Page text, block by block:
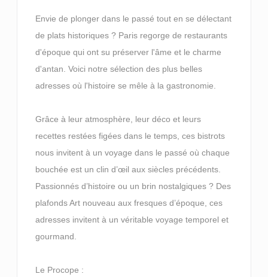
Envie de plonger dans le passé tout en se délectant
de plats historiques ? Paris regorge de restaurants
d'époque qui ont su préserver l'âme et le charme
d'antan. Voici notre sélection des plus belles
adresses où l'histoire se mêle à la gastronomie.
Grâce à leur atmosphère, leur déco et leurs
recettes restées figées dans le temps, ces bistrots
nous invitent à un voyage dans le passé où chaque
bouchée est un clin d’œil aux siècles précédents.
Passionnés d’histoire ou un brin nostalgiques ? Des
plafonds Art nouveau aux fresques d’époque, ces
adresses invitent à un véritable voyage temporel et
gourmand.
Le Procope :